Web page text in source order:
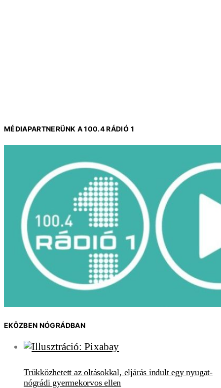
MÉDIAPARTNERÜNK A 100.4 RÁDIÓ 1
EKÖZBEN NÓGRÁDBAN
Trükközhetett az oltásokkal, eljárás indult egy nyugat-
nógrádi gyermekorvos ellen